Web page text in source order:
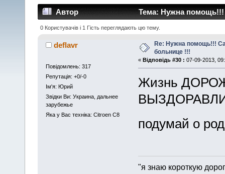
Автор
Тема: Нужна помощь!!!
раз)
0 Користувачів і 1 Гість переглядають цю тему.
deflavr
Повідомлень: 317
Репутація: +0/-0
Iм'я: Юрий
Звідки Ви: Украина, дальнее
зарубежье
Яка у Вас техніка: Citroen C8
Re: Нужна помощь!!!
больнице !!!
« Відповідь #30 : 07-09-2013,
Жизнь
подумай о
"я знаю короткую